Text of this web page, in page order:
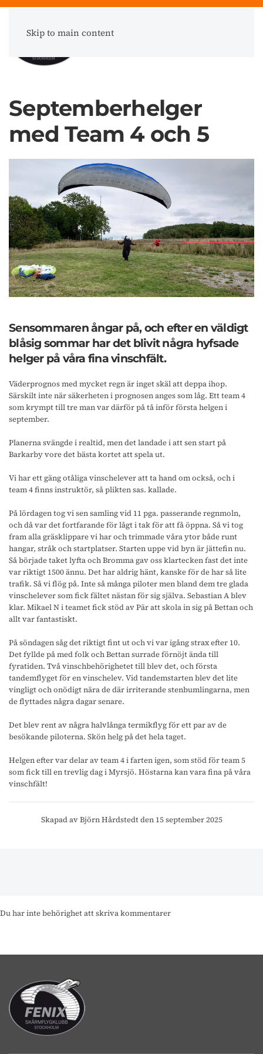
Skip to main content
Septemberhelger
med Team 4 och 5
Sensommaren ångar på, och efter en väldigt
blåsig sommar har det blivit några hyfsade
helger på våra fina vinschfält.
Väderprognos med mycket regn är inget skäl att deppa ihop.
Särskilt inte när säkerheten i prognosen anges som låg. Ett team 4
som krympt till tre man var därför på tå inför första helgen i
september.
Planerna svängde i realtid, men det landade i att sen start på
Barkarby vore det bästa kortet att spela ut.
Vi har ett gäng otåliga vinschelever att ta hand om också, och i
team 4 finns instruktör, så plikten sas. kallade.
På lördagen tog vi sen samling vid 11 pga. passerande regnmoln,
och då var det fortfarande för lågt i tak för att få öppna. Så vi tog
fram alla gräsklippare vi har och trimmade våra ytor både runt
hangar, stråk och startplatser. Starten uppe vid byn är jättefin nu.
Så började taket lyfta och Bromma gav oss klartecken fast det inte
var riktigt 1500 ännu. Det har aldrig hänt, kanske för de har så lite
trafik. Så vi flög på. Inte så många piloter men bland dem tre glada
vinschelever som fick fältet nästan för sig själva. Sebastian A blev
klar. Mikael N i teamet fick stöd av Pär att skola in sig på Bettan och
allt var fantastiskt.
På söndagen såg det riktigt fint ut och vi var igång strax efter 10.
Det fyllde på med folk och Bettan surrade förnöjt ända till
fyratiden. Två vinschbehörighetet till blev det, och första
tandemflyget för en vinschelev. Vid tandemstarten blev det lite
vingligt och onödigt nära de där irriterande stenbumlingarna, men
de flyttades några dagar senare.
Det blev rent av några halvlånga termikflyg för ett par av de
besökande piloterna. Skön helg på det hela taget.
Helgen efter var delar av team 4 i farten igen, som stöd för team 5
som fick till en trevlig dag i Myrsjö. Höstarna kan vara fina på våra
vinschfält!
Skapad av Björn Hårdstedt den 15 september 2025
Du har inte behörighet att skriva kommentarer